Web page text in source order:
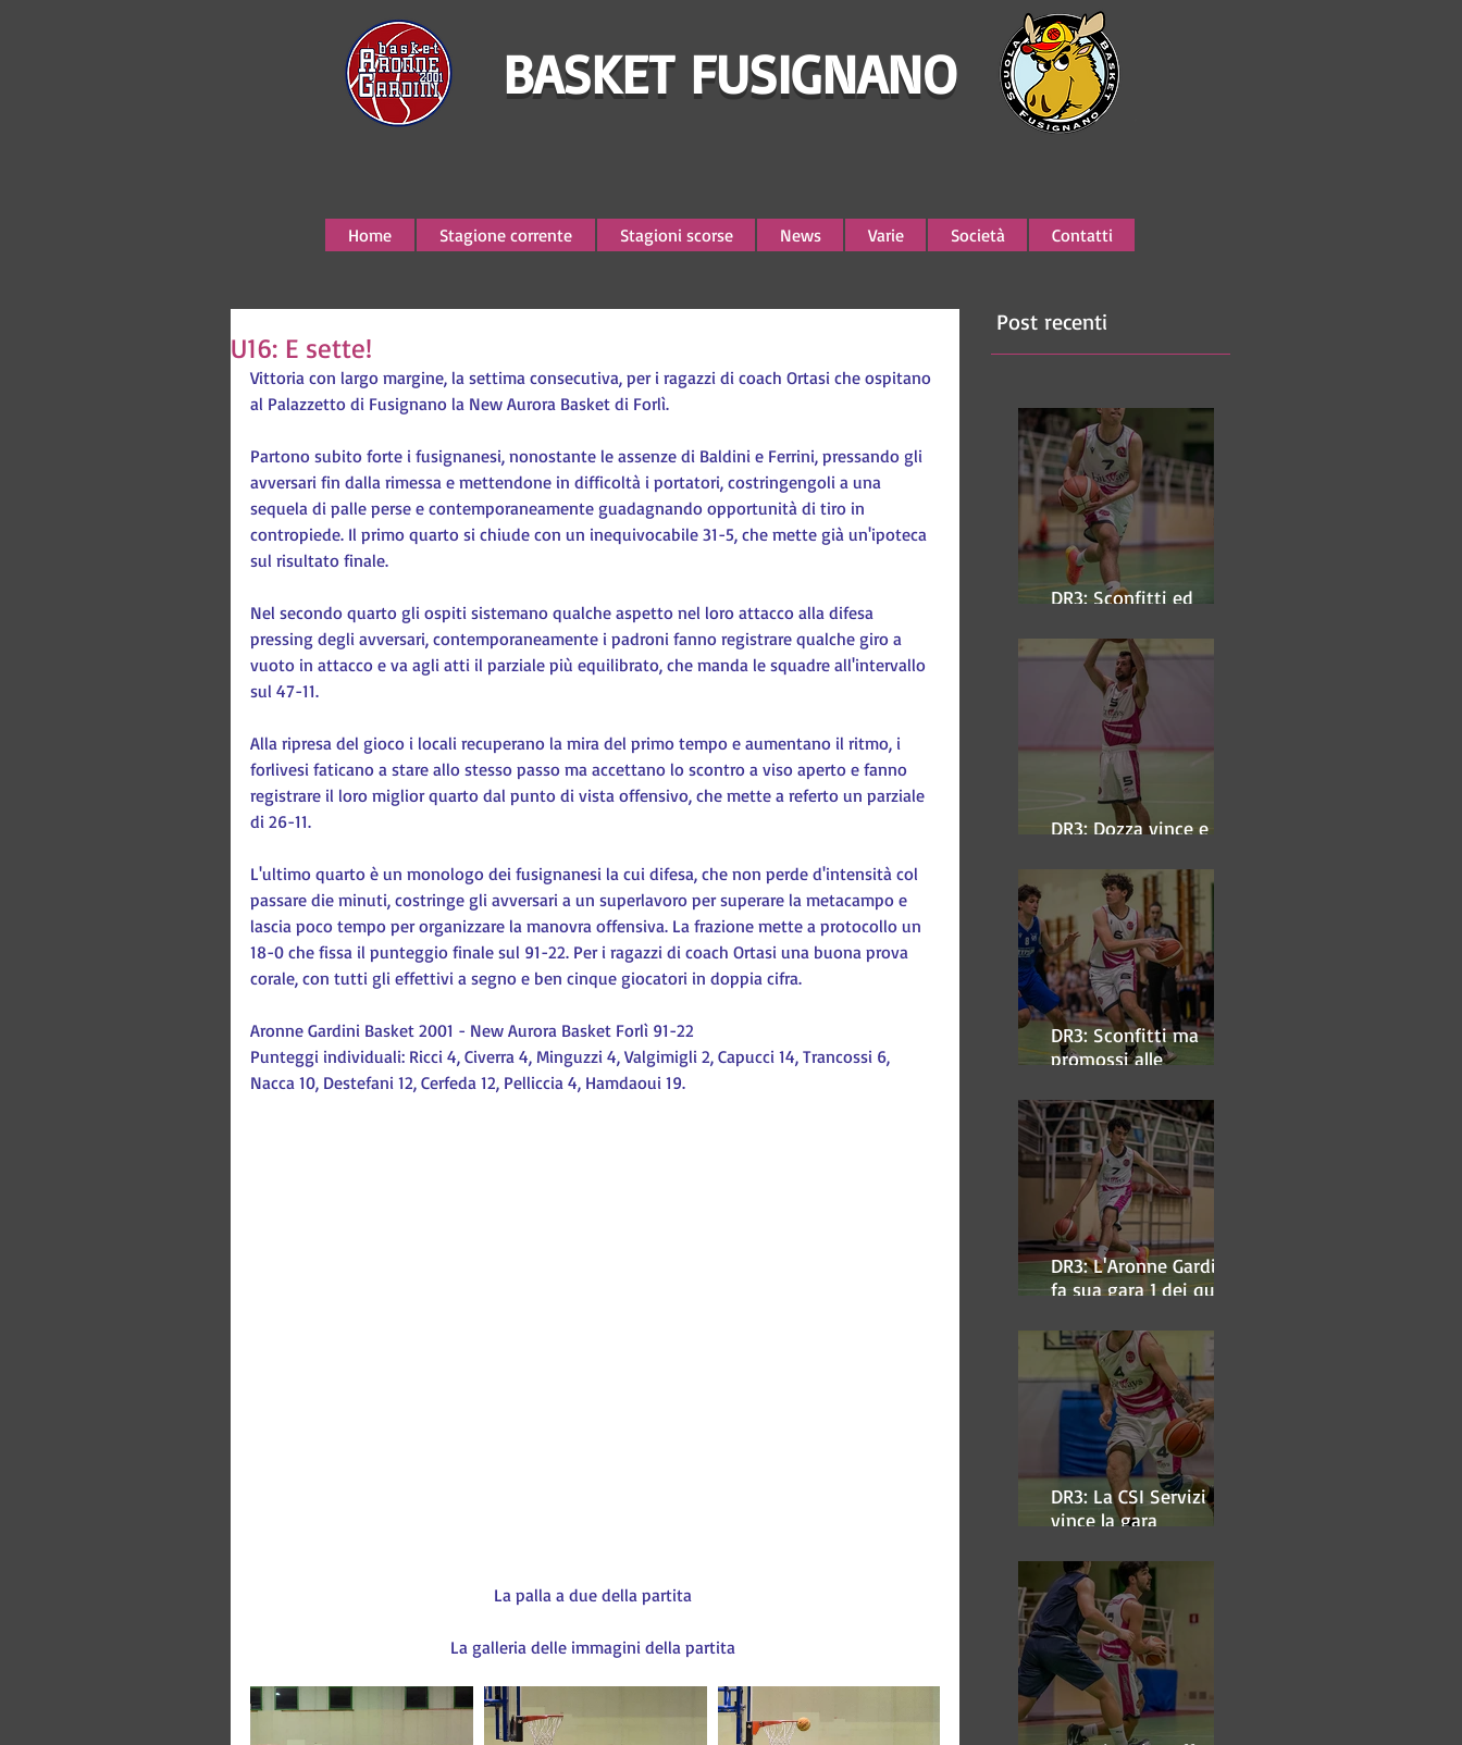
BASKET FUSIGNANO
Home Stagione corrente Stagioni scorse News Varie Società Contatti
U16: E sette!
Vittoria con largo margine, la settima consecutiva, per i ragazzi di coach Ortasi che ospitano
al Palazzetto di Fusignano la New Aurora Basket di Forlì.
Partono subito forte i fusignanesi, nonostante le assenze di Baldini e Ferrini, pressando gli
avversari fin dalla rimessa e mettendone in difficoltà i portatori, costringengoli a una
sequela di palle perse e contemporaneamente guadagnando opportunità di tiro in
contropiede. Il primo quarto si chiude con un inequivocabile 31-5, che mette già un'ipoteca
sul risultato finale.
Nel secondo quarto gli ospiti sistemano qualche aspetto nel loro attacco alla difesa
pressing degli avversari, contemporaneamente i padroni fanno registrare qualche giro a
vuoto in attacco e va agli atti il parziale più equilibrato, che manda le squadre all'intervallo
sul 47-11.
Alla ripresa del gioco i locali recuperano la mira del primo tempo e aumentano il ritmo, i
forlivesi faticano a stare allo stesso passo ma accettano lo scontro a viso aperto e fanno
registrare il loro miglior quarto dal punto di vista offensivo, che mette a referto un parziale
di 26-11.
L'ultimo quarto è un monologo dei fusignanesi la cui difesa, che non perde d'intensità col
passare die minuti, costringe gli avversari a un superlavoro per superare la metacampo e
lascia poco tempo per organizzare la manovra offensiva. La frazione mette a protocollo un
18-0 che fissa il punteggio finale sul 91-22. Per i ragazzi di coach Ortasi una buona prova
corale, con tutti gli effettivi a segno e ben cinque giocatori in doppia cifra.
Aronne Gardini Basket 2001 - New Aurora Basket Forlì 91-22
Punteggi individuali: Ricci 4, Civerra 4, Minguzzi 4, Valgimigli 2, Capucci 14, Trancossi 6,
Nacca 10, Destefani 12, Cerfeda 12, Pelliccia 4, Hamdaoui 19.
La palla a due della partita
La galleria delle immagini della partita
Post recenti
DR3: Sconfitti ed
DR3: Dozza vince e
DR3: Sconfitti ma
promossi alle
DR3: L'Aronne Gardini
fa sua gara 1 dei quarti
DR3: La CSI Servizi
vince la gara